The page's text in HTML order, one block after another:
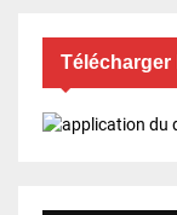
Télécharger